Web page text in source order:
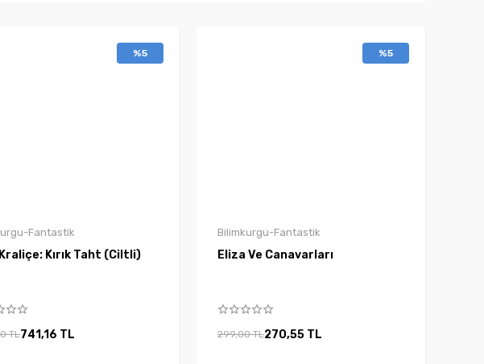
%5
Fantastik
Kraliçe: Kırık Taht (Ciltli)
TL741,16 TL
%5
Bilimkurgu-Fantastik
Eliza Ve Canavarları
299,00 TL270,55 TL